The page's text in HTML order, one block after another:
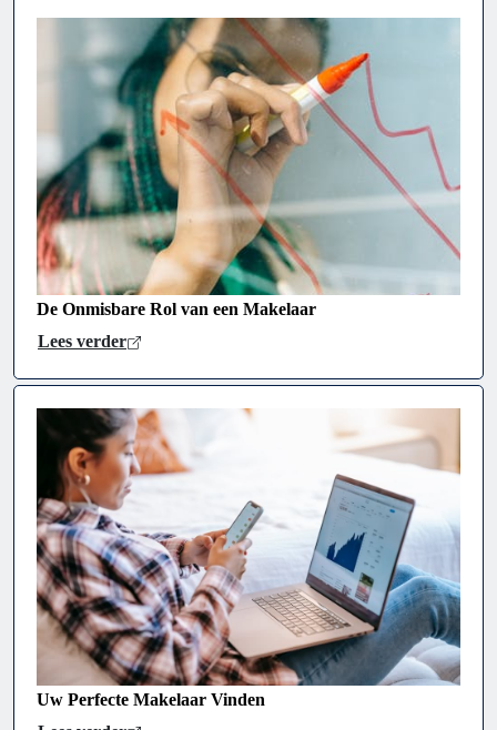
De Onmisbare Rol van een Makelaar
Lees verder
Uw Perfecte Makelaar Vinden